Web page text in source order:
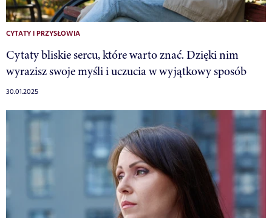
CYTATY I PRZYSŁOWIA
Cytaty bliskie sercu, które warto znać. Dzięki nim
wyrazisz swoje myśli i uczucia w wyjątkowy sposób
30.01.2025